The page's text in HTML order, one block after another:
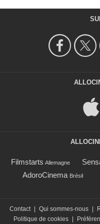
Filmstarts Allemagne
AdoroCinema Brésil
Contact | Qui sommes-nous |
Politique de cookies |